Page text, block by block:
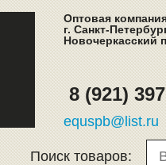
Оптовая
г. Санкт-
Новочеркасский
8 (921)
equspb@list.ru
Поиск товаров: